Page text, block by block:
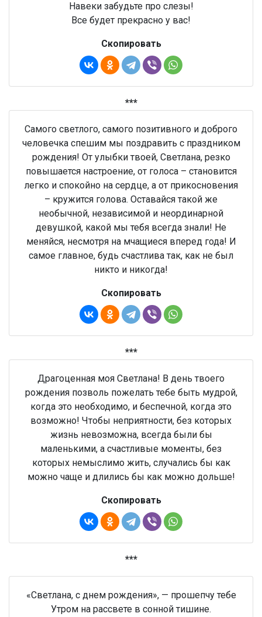
Навеки забудьте про слезы!
Все будет прекрасно у вас!
Скопировать
***
Самого светлого, самого позитивного и доброго
человечка спешим мы поздравить с праздником
рождения! От улыбки твоей, Светлана, резко
повышается настроение, от голоса – становится
легко и спокойно на сердце, а от прикосновения
– кружится голова. Оставайся такой же
необычной, независимой и неординарной
девушкой, какой мы тебя всегда знали! Не
меняйся, несмотря на мчащиеся вперед года! И
самое главное, будь счастлива так, как не был
никто и никогда!
Скопировать
***
Драгоценная моя Светлана! В день твоего
рождения позволь пожелать тебе быть мудрой,
когда это необходимо, и беспечной, когда это
возможно! Чтобы неприятности, без которых
жизнь невозможна, всегда были бы
маленькими, а счастливые моменты, без
которых немыслимо жить, случались бы как
можно чаще и длились бы как можно дольше!
Скопировать
***
«Светлана, с днем рождения», — прошепчу тебе
Утром на рассвете в сонной тишине.